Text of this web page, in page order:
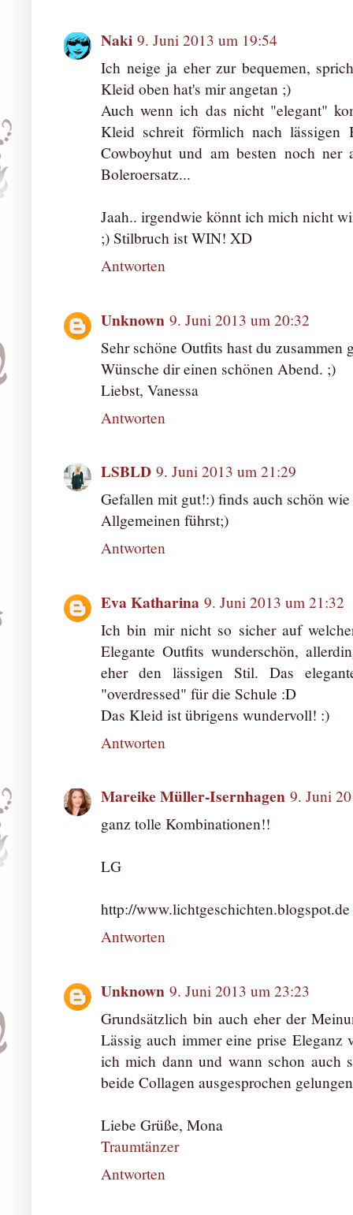
Naki 9. Juni 2013 um 19:54
Ich neige ja eher zur bequemen,
Kleid oben hat's mir angetan ;)
Auch wenn ich das nicht "elegant"
Kleid schreit förmlich nach lässigen
Cowboyhut und am besten noch ner
Boleroersatz...
Jaah.. irgendwie könnt ich mich nicht
;) Stilbruch ist WIN! XD
Antworten
Unknown 9. Juni 2013 um 20:32
Sehr schöne Outfits hast du zusammen
Wünsche dir einen schönen Abend. ;)
Liebst, Vanessa
Antworten
LSBLD 9. Juni 2013 um 21:29
Gefallen mit gut!:) finds auch schön
Allgemeinen führst;)
Antworten
Eva Katharina 9. Juni 2013 um 21:32
Ich bin mir nicht so sicher auf
Elegante Outfits wunderschön,
eher den lässigen Stil. Das
"overdressed" für die Schule :D
Das Kleid ist übrigens wundervoll! :)
Antworten
Mareike Müller-Isernhagen 9. Juni
ganz tolle Kombinationen!!
LG
http://www.lichtgeschichten.blogspot.de
Antworten
Unknown 9. Juni 2013 um 23:23
Grundsätzlich bin auch eher der
Lässig auch immer eine prise Eleganz
ich mich dann und wann schon auch
beide Collagen ausgesprochen
Liebe Grüße, Mona
Traumtänzer
Antworten